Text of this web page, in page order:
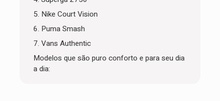
5. Nike Court Vision
6. Puma Smash
7. Vans Authentic
Modelos que são puro conforto e para seu dia
a dia: